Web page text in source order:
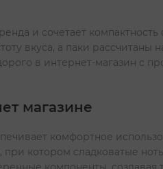
и сочетает
вкуса, а паки рассчитаны
в интернет-магазин с
магазине
комфортное
котором сладковатые